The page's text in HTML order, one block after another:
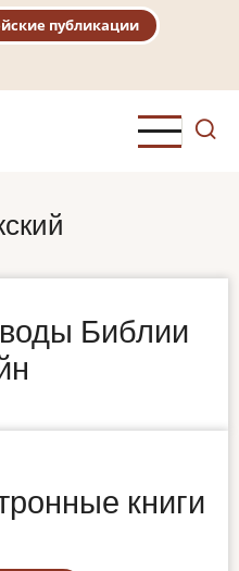
публикации
Библии
книги